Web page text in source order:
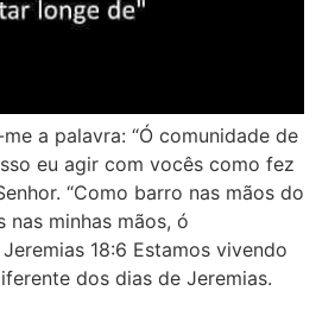
a palavra: “Ó comunidade de
eu agir com vocês como fez
“Como barro nas mãos do
nas minhas mãos, ó
18:6 Estamos vivendo
dos dias de Jeremias.